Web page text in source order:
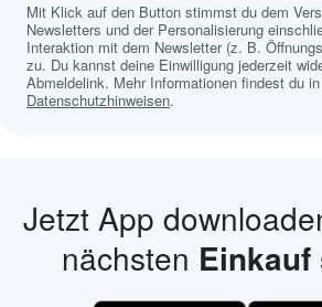
Mit Klick auf den Button stimmst du dem
Newsletters und der Personalisierung
Interaktion mit dem Newsletter (z. B.
zu. Du kannst deine Einwilligung jederzeit
Abmeldelink. Mehr Informationen findest du
Datenschutzhinweisen.
Jetzt App
nächsten Einkauf